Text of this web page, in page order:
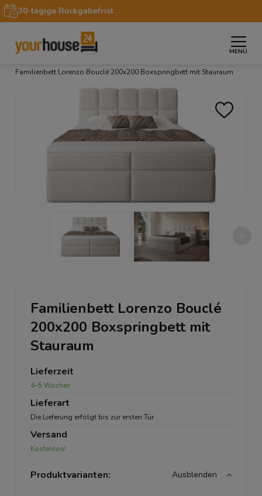
30-tägige Rückgabefrist
MENÜ
Startseite » Möbel »
Familienbett Lorenzo Bouclé 200x200 Boxspringbett mit Stauraum
Familienbett Lorenzo Bouclé
200x200 Boxspringbett mit
Stauraum
Lieferzeit
4–5 Wochen
Lieferart
Die Lieferung erfolgt bis zur ersten Tür
Versand
Kostenlos!
Produktvarianten: Ausblenden